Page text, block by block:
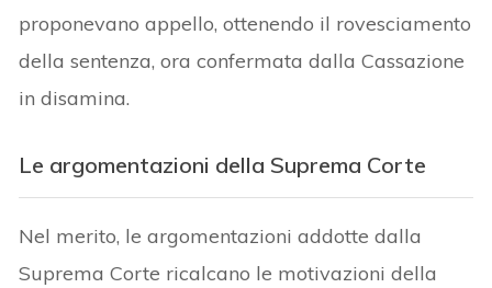
proponevano appello, ottenendo il rovesciamento
della sentenza, ora confermata dalla Cassazione
in disamina.
Le argomentazioni della Suprema Corte
Nel merito, le argomentazioni addotte dalla
Suprema Corte ricalcano le motivazioni della